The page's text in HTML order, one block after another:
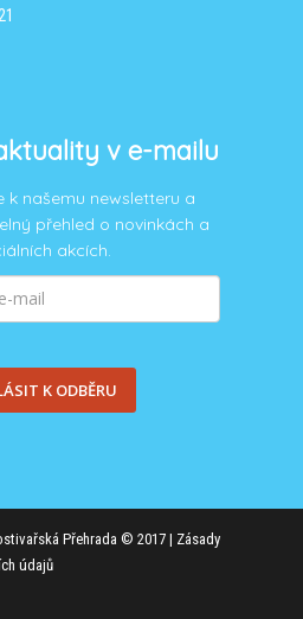
v e-mailu
k našemu newsletteru a
přehled o novinkách a
akcích.
K ODBĚRU
Přehrada © 2017 | Zásady
údajů